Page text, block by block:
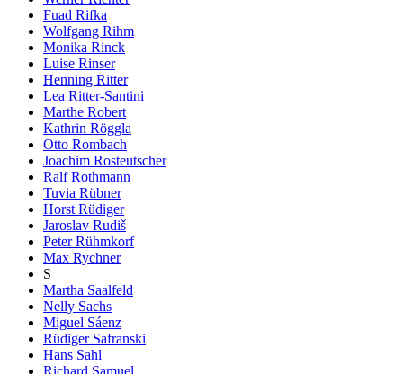
Fuad Rifka
Wolfgang Rihm
Monika Rinck
Luise Rinser
Henning Ritter
Lea Ritter-Santini
Marthe Robert
Kathrin Röggla
Otto Rombach
Joachim Rosteutscher
Ralf Rothmann
Tuvia Rübner
Horst Rüdiger
Jaroslav Rudiš
Peter Rühmkorf
Max Rychner
S
Martha Saalfeld
Nelly Sachs
Miguel Sáenz
Rüdiger Safranski
Hans Sahl
Richard Samuel